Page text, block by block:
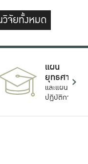
วิจัยทั้งหมด
แผน
ยุทธศาสตร์
และแผน
ปฏิบัติการ